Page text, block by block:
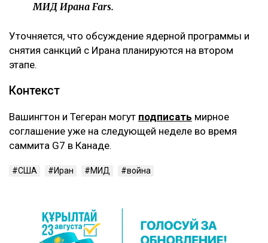
МИД Ирана Fars.
Уточняется, что обсуждение ядерной программы и
снятия санкций с Ирана планируются на втором
этапе.
Контекст
Вашингтон и Тегеран могут подписать мирное
соглашение уже на следующей неделе во время
саммита G7 в Канаде.
США Иран МИД война